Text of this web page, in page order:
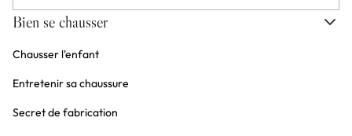
Bien se chausser
Chausser l'enfant
Entretenir sa chaussure
Secret de fabrication